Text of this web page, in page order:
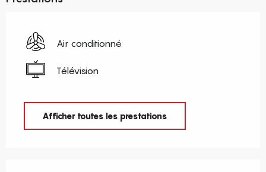
Air conditionné
Télévision
Afficher toutes les prestations